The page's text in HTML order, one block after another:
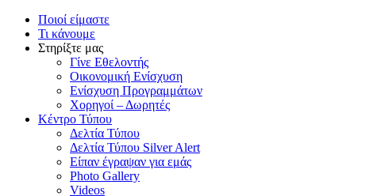
Ποιοί είμαστε
Τι κάνουμε
Στηρίξτε μας
Γίνε Εθελοντής
Οικονομική Ενίσχυση
Ενίσχυση Προγραμμάτων
Χορηγοί – Δωρητές
Κέντρο Τύπου
Δελτία Τύπου
Δελτία Τύπου Silver Alert
Είπαν έγραψαν για εμάς
Photo Gallery
Videos